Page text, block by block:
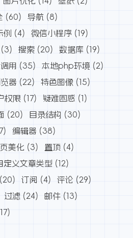
(60) 导航 (8)
例 (4) 微信小程序 (19)
(3) 搜索 (20) 数据库 (19)
用 (35) 本地php环境 (2)
器 (22) 特色图像 (15)
权限 (17) 疑难困惑 (1)
(20) 目录结构 (30)
编辑器 (38)
美化 (3) 置顶 (4)
定义文章类型 (12)
(20) 订阅 (4) 评论 (29)
过滤 (24) 邮件 (13)